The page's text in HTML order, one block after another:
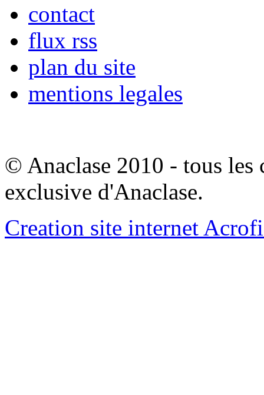
contact
flux rss
plan du site
mentions legales
© Anaclase 2010 - tous les
exclusive d'Anaclase.
Creation site internet